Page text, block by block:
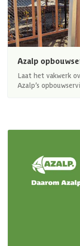
Azalp
Laat het vakwerk
Azalp’s